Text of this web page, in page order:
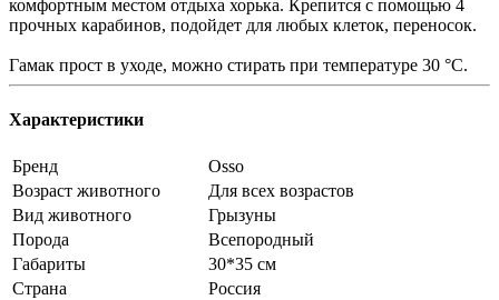
комфортным местом отдыха хорька. Крепится с помощью 4
прочных карабинов, подойдет для любых клеток, переносок.
Гамак прост в уходе, можно стирать при температуре 30 °C.
Характеристики
Бренд
Osso
Возраст животного
Для всех возрастов
Вид животного
Грызуны
Порода
Всепородный
Габариты
30*35 см
Страна
Россия